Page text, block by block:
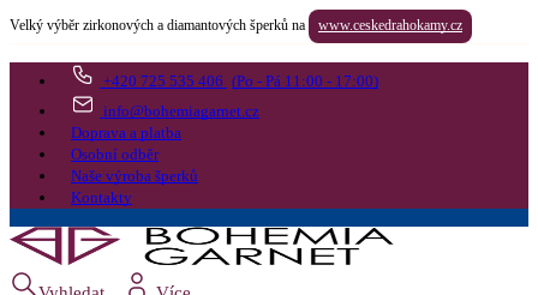
Velký výběr zirkonových a diamantových šperků na www.ceskedrahokamy.cz
+420 725 535 406 (Po - Pá 11:00 - 17:00)
info@bohemiagarnet.cz
Doprava a platba
Osobní odběr
Naše výroba šperků
Kontakty